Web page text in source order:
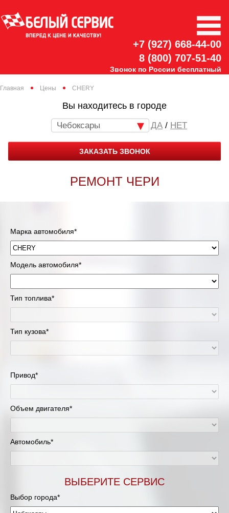
+7 (927) 668-44-00
8 (800) 707-51-40
Звонок по России бесплатный
Главная Цены CHERY
Вы находитесь в городе
Чебоксары / НЕТ
ЗАКАЗАТЬ ЗВОНОК
РЕМОНТ ЧЕРИ
Марка автомобиля*
Модель автомобиля*
Тип топлива*
Тип кузова*
Привод*
Объем двигателя*
Автомобиль*
ВЫБЕРИТЕ СЕРВИС
Выбор города*